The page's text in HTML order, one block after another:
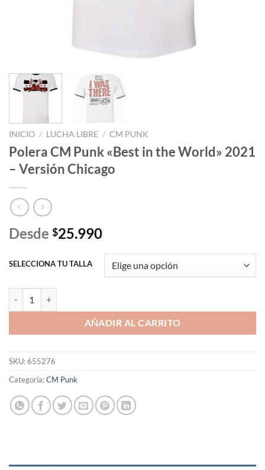
INICIO / LUCHA LIBRE / CM PUNK
Polera CM Punk «Best in the World» 2021
– Versión Chicago
Desde $25.990
SELECCIONA TU TALLA
AÑADIR AL CARRITO
SKU:655276
Categoría:CM Punk